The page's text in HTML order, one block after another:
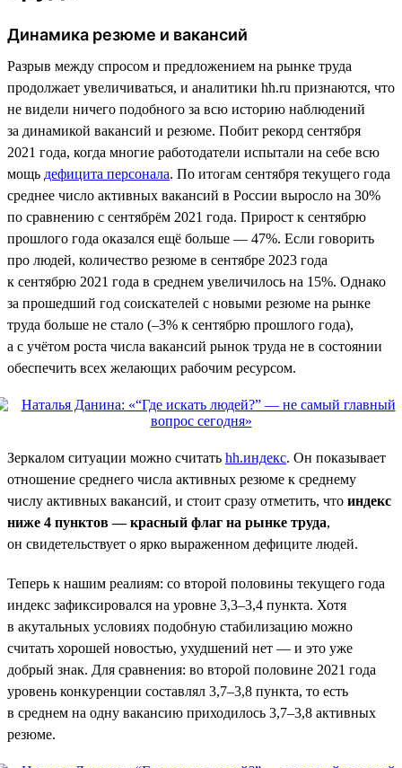
Динамика резюме и вакансий
Разрыв между спросом и предложением на рынке труда
продолжает увеличиваться, и аналитики hh.ru признаются, что
не видели ничего подобного за всю историю наблюдений
за динамикой вакансий и резюме. Побит рекорд сентября
2021 года, когда многие работодатели испытали на себе всю
мощь дефицита персонала. По итогам сентября текущего года
среднее число активных вакансий в России выросло на 30%
по сравнению с сентябрём 2021 года. Прирост к сентябрю
прошлого года оказался ещё больше — 47%. Если говорить
про людей, количество резюме в сентябре 2023 года
к сентябрю 2021 года в среднем увеличилось на 15%. Однако
за прошедший год соискателей с новыми резюме на рынке
труда больше не стало (–3% к сентябрю прошлого года),
а с учётом роста числа вакансий рынок труда не в состоянии
обеспечить всех желающих рабочим ресурсом.
Зеркалом ситуации можно считать hh.индекс. Он показывает
отношение среднего числа активных резюме к среднему
числу активных вакансий, и стоит сразу отметить, что индекс
ниже 4 пунктов — красный флаг на рынке труда,
он свидетельствует о ярко выраженном дефиците людей.
Теперь к нашим реалиям: со второй половины текущего года
индекс зафиксировался на уровне 3,3–3,4 пункта. Хотя
в акутальных условиях подобную стабилизацию можно
считать хорошей новостью, ухудшений нет — и это уже
добрый знак. Для сравнения: во второй половине 2021 года
уровень конкуренции составлял 3,7–3,8 пункта, то есть
в среднем на одну вакансию приходилось 3,7–3,8 активных
резюме.